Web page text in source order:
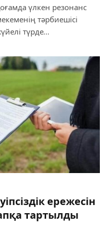
үлкен резонанс
тәрбиешісі
түрде…
ережесін
тартылды